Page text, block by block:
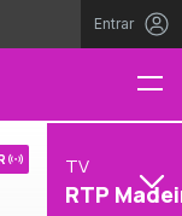
Entrar
TV
RTP